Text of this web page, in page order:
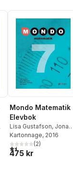
Mondo Matematik
Elevbok
Lisa Gustafson, Jonas
Hällebrand,Olle
Johansson
Persson
Kartonnage, 2016
1,5utav 5 stjärnor.
(2)
475 kr